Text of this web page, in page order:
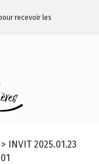
recevoir les
> INVIT 2025.01.23